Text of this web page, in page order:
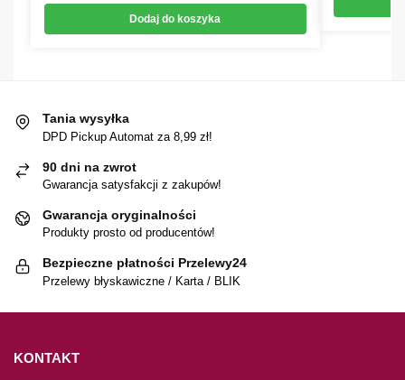
Dodaj do koszyka
Tania wysyłka
DPD Pickup Automat za 8,99 zł!
90 dni na zwrot
Gwarancja satysfakcji z zakupów!
Gwarancja oryginalności
Produkty prosto od producentów!
Bezpieczne płatności Przelewy24
Przelewy błyskawiczne / Karta / BLIK
KONTAKT